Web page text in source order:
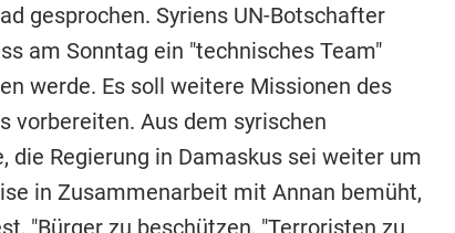
gesprochen. Syriens UN-Botschafter
am Sonntag ein "technisches Team"
werde. Es soll weitere Missionen des
vorbereiten. Aus dem syrischen
Regierung in Damaskus sei weiter um
in Zusammenarbeit mit Annan bemüht,
"Bürger zu beschützen, "Terroristen zu